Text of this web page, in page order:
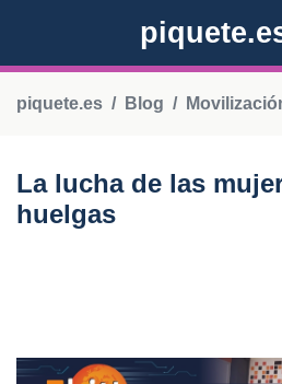
piquete.es Blog
La lucha de las
huelgas